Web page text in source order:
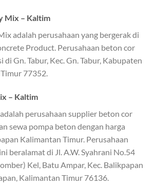
Mix – Kaltim
adalah perusahaan yang bergerak di
Product. Perusahaan beton cor
Gn. Tabur, Kec. Gn. Tabur, Kabupaten
77352.
– Kaltim
perusahaan supplier beton cor
sewa pompa beton dengan harga
Kalimantan Timur. Perusahaan
beralamat di Jl. A.W. Syahrani No.54
Kel, Batu Ampar, Kec. Balikpapan
Kalimantan Timur 76136.